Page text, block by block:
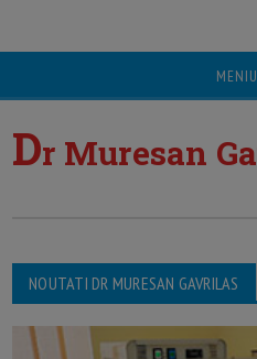
MENIU
Dr Muresan
NOUTATI DR MURESAN GAVRILAS